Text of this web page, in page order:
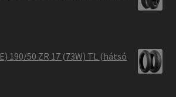
190/50 ZR 17 (73W) TL (hátsó